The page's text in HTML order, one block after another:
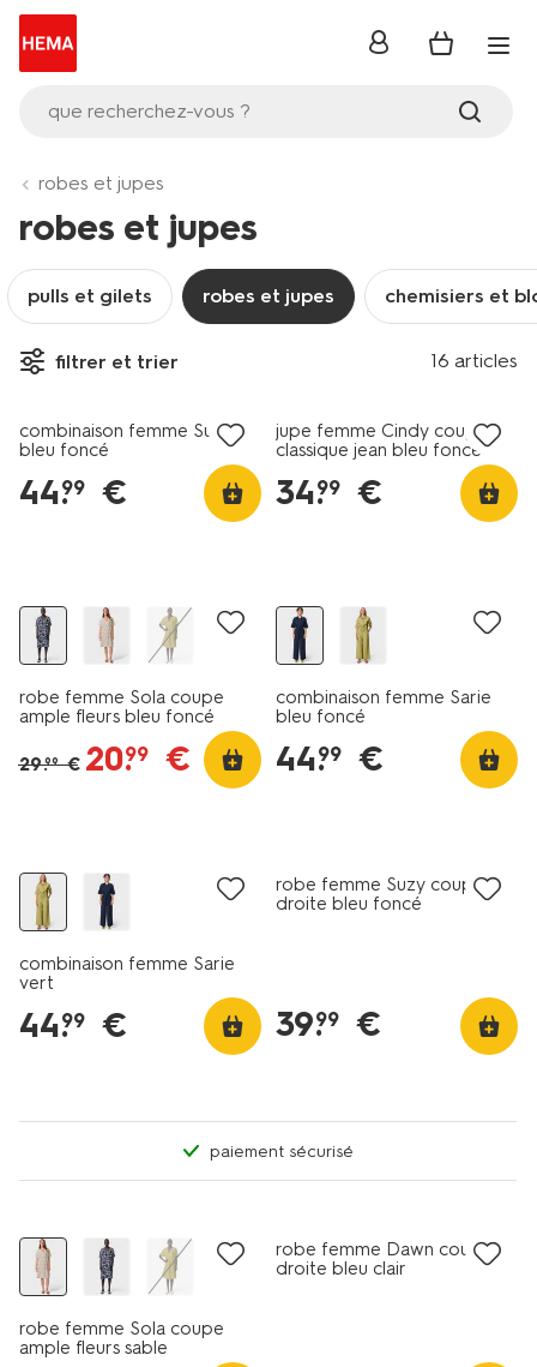
que recherchez-vous ?
se
robes et jupes
robes et jupes
pulls et gilets robes et jupes chemisiers et
filtrer et trier 16 articles
nouveau
combinaison femme Suzy
bleu foncé
44.
99 €
jupe femme Cindy coupe
classique jean bleu foncé
34.
99 €
robe femme Sola coupe
ample fleurs bleu foncé
29.99 € 20.
99 €
combinaison femme Sarie
bleu foncé
44.
99 €
combinaison femme Sarie
vert
44.
99 €
robe femme Suzy coupe
droite bleu foncé
39.
99 €
paiement sécurisé
robe femme Sola coupe
ample fleurs sable
robe femme Dawn coupe
droite bleu clair